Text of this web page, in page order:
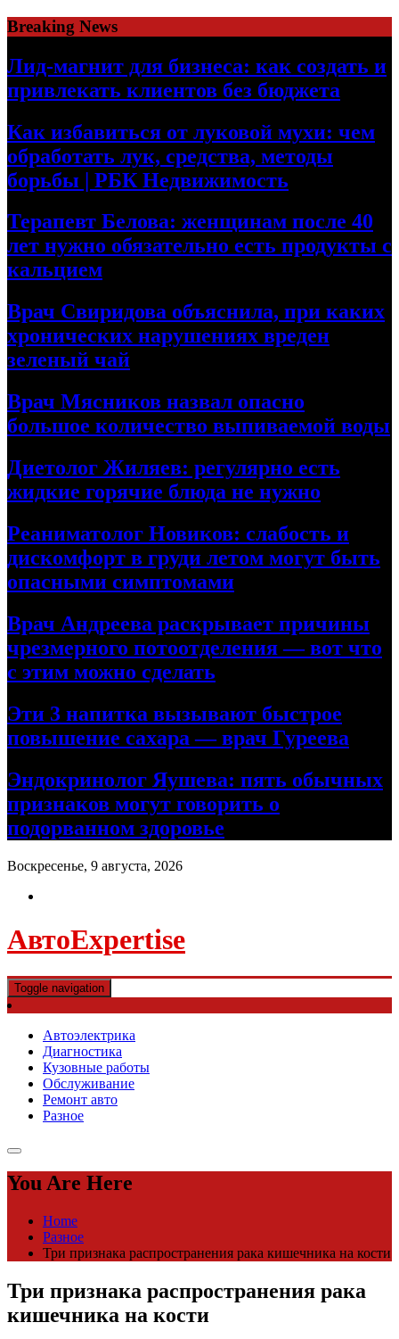
Skip
to
content
Breaking News
Лид-магнит для бизнеса: как создать и
привлекать клиентов без бюджета
Как избавиться от луковой мухи: чем
обработать лук, средства, методы
борьбы | РБК Недвижимость
Терапевт Белова: женщинам после 40
лет нужно обязательно есть продукты с
кальцием
Врач Свиридова объяснила, при каких
хронических нарушениях вреден
зеленый чай
Врач Мясников назвал опасно
большое количество выпиваемой воды
Диетолог Жиляев: регулярно есть
жидкие горячие блюда не нужно
Реаниматолог Новиков: слабость и
дискомфорт в груди летом могут быть
опасными симптомами
Врач Андреева раскрывает причины
чрезмерного потоотделения — вот что
с этим можно сделать
Эти 3 напитка вызывают быстрое
повышение сахара — врач Гуреева
Эндокринолог Яушева: пять обычных
признаков могут говорить о
подорванном здоровье
Воскресенье, 9 августа, 2026
АвтоExpertise
Toggle navigation
Автоэлектрика
Диагностика
Кузовные работы
Обслуживание
Ремонт авто
Разное
You Are Here
Home
Разное
Три признака распространения рака кишечника на кости
Три признака распространения рака
кишечника на кости